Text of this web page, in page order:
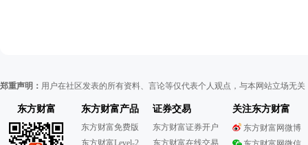
郑重声明： 用户在社区发表的所有资料、言论等仅代表个人观点，与本网站立场无
东方财富 东方财富产品
东方财富免费版
东方财富Level-2
证券交易
东方财富证券开户
东方财富在线交易
关注东方财富
东方财富网微博